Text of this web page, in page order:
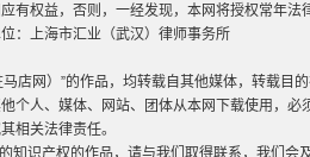
有权益，否则，一经发现，本网将授权常年法
：上海市汇业（武汉）律师事务所
店网）”的作品，均转载自其他媒体，转载目
个人、媒体、网站、团体从本网下载使用，必
相关法律责任。
知识产权的作品，请与我们取得联系，我们会